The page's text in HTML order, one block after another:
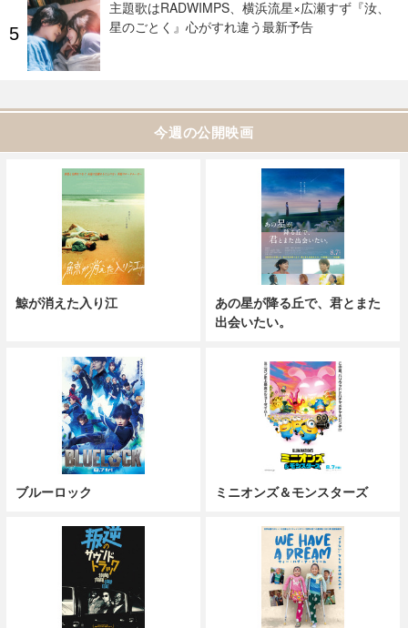
主題歌はRADWIMPS、横浜流星×広瀬すず『汝、
星のごとく』心がすれ違う最新予告
今週の公開映画
鯨が消えた入り江
あの星が降る丘で、君とまた
出会いたい。
ブルーロック ミニオンズ＆モンスターズ